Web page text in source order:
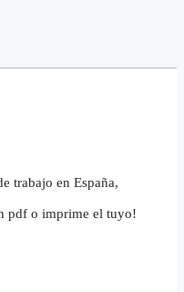
trabajo en España,
pdf o imprime el tuyo!